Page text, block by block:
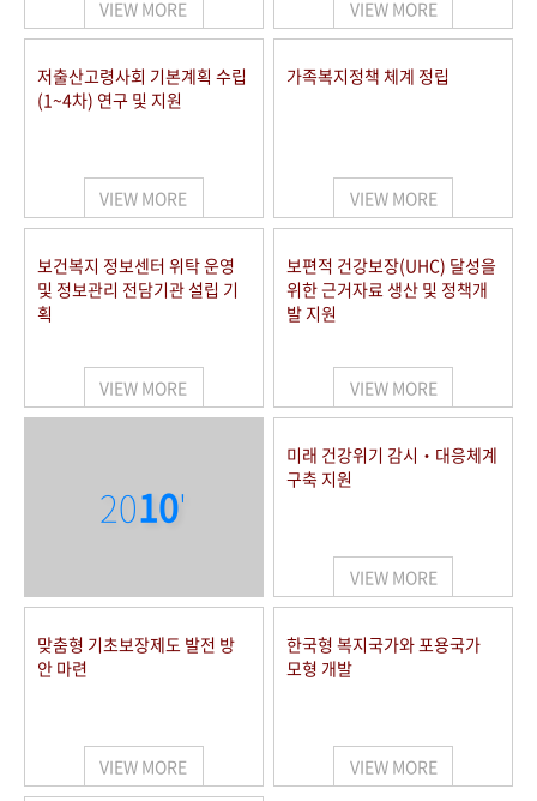
VIEW MORE VIEW MORE
저출산고령사회 기본계획 수립
(1~4차) 연구 및 지원
VIEW MORE
가족복지정책 체계 정립
VIEW MORE
보건복지 정보센터 위탁 운영
및 정보관리 전담기관 설립 기
획
VIEW MORE
보편적 건강보장(UHC) 달성을
위한 근거자료 생산 및 정책개
발 지원
VIEW MORE
2010'
미래 건강위기 감시‧대응체계
구축 지원
VIEW MORE
맞춤형 기초보장제도 발전 방
안 마련
VIEW MORE
한국형 복지국가와 포용국가
모형 개발
VIEW MORE